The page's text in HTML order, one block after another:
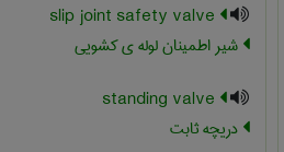
شیر اطمینان لوله ی کشویی
دریچه ثابت